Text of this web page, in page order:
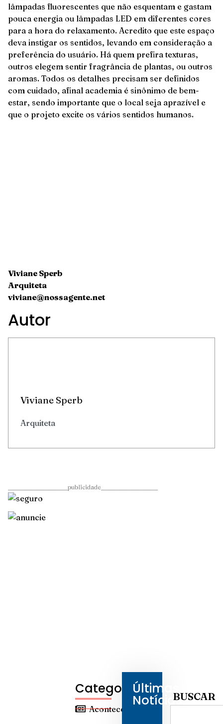
lâmpadas fluorescentes que não esquentam e gastam
pouca energia ou lâmpadas LED em diferentes cores
para a hora do relaxamento. Acredito que este espaço
deva instigar os sentidos, levando em consideração a
preferência do usuário. Há quem prefira texturas,
outros elegem sentir fragrância de plantas, ou outros
aromas. Todos os detalhes precisam ser definidos
com cuidado, afinal academia é sinônimo de bem-
estar, sendo importante que o local seja aprazível e
que o projeto excite os vários sentidos humanos.
Viviane Sperb
Arquiteta
viviane@nossagente.net
Autor
Viviane Sperb
Arquiteta
____________________publicidade___________________
Categorias
Aconteceu
Últimas
NotíciasBUSCAR